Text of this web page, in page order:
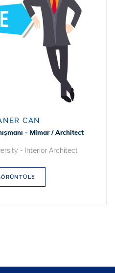
CAN
- Mimar / Architect
- Interior Architect